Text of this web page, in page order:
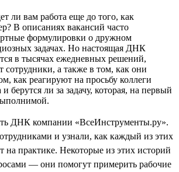
ли вам работа еще до того, как
В описаниях вакансий часто
формулировки о дружном
задачах. Но настоящая ДНК
в тысячах ежедневных решений,
а также в том, как они
как реагируют на просьбу коллеги
и берутся ли за задачу, которая, на первый
ДНК компании «ВсеИнструменты.ру».
и узнали, как каждый из этих
на практике. Некоторые из этих историй
— они помогут примерить рабочие